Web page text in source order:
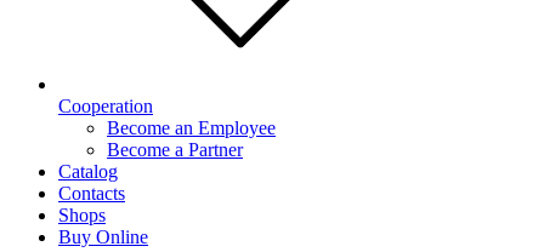
Cooperation
Become an Employee
Become a Partner
Catalog
Contacts
Shops
Buy Online